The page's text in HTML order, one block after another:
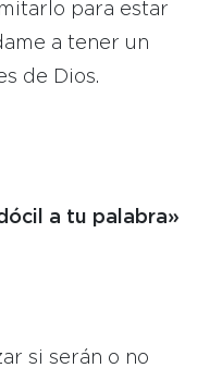
para estar
a tener un
de Dios.
a tu palabra»
si serán o no